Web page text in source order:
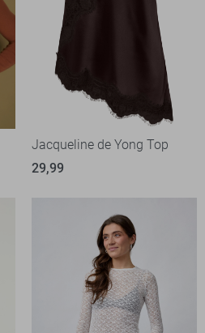
Jacqueline de Yong Top
29,99